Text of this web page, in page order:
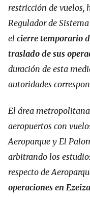
restricción de vuelos,
Regulador de
el cierre temporario
traslado de sus
duración de esta
autoridades
El área metropolitana
aeropuertos con
Aeroparque y El
arbitrando los
respecto de
operaciones en